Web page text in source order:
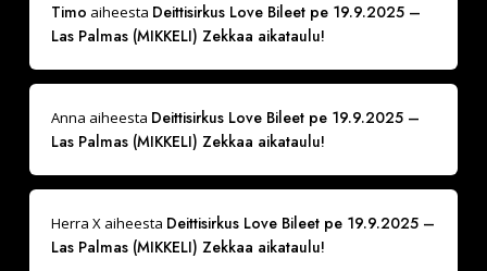
Timo aiheesta Deittisirkus Love Bileet pe 19.9.2025 –
Las Palmas (MIKKELI) Zekkaa aikataulu!
Anna aiheesta Deittisirkus Love Bileet pe 19.9.2025 –
Las Palmas (MIKKELI) Zekkaa aikataulu!
Herra Xaiheesta Deittisirkus Love Bileet pe 19.9.2025 –
Las Palmas (MIKKELI) Zekkaa aikataulu!